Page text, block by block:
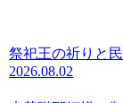
祭祀王の祈りと
2026.08.02